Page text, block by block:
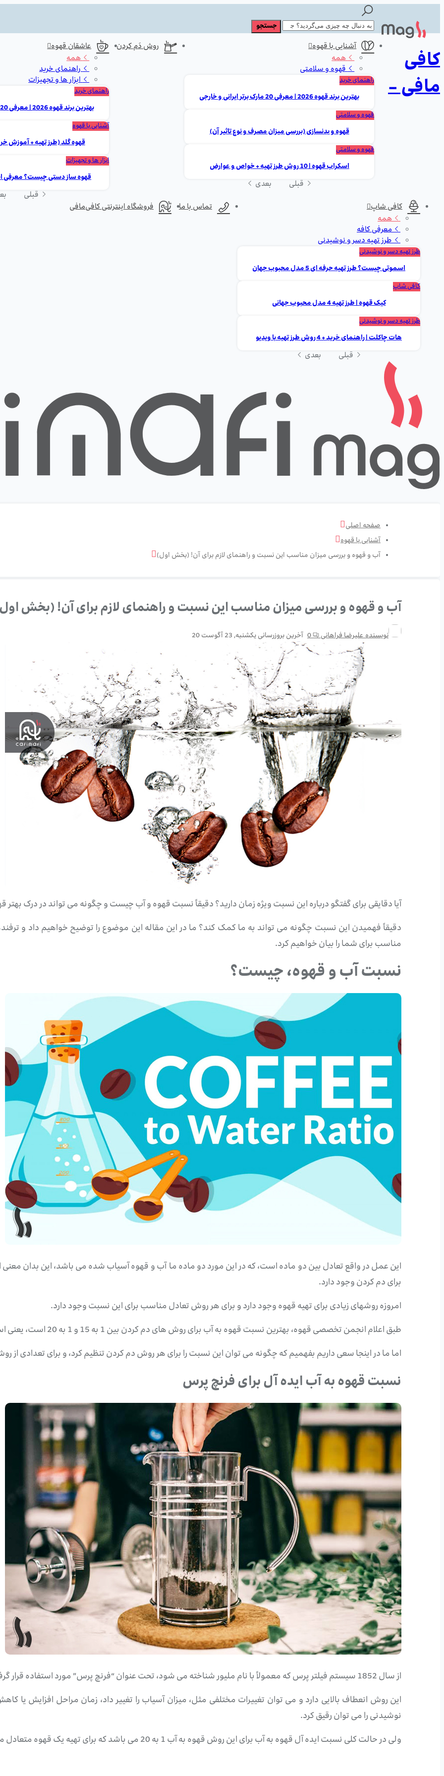
کافی
مافی -
آشنایی با قهوه
همه
قهوه و سلامتی
راهنمای خرید
بهترین برند قهوه 2026 | معرفی 20 مارک برتر ایرانی و خارجی
قهوه و سلامتی
قهوه و بدنسازی (بررسی میزان مصرف و نوع تاثیر آن)
قهوه و سلامتی
اسکراب قهوه | 10 روش طرز تهیه + خواص و عوارض
قبلی بعدی
روش دَم کردن
عاشقان قهوه
همه
راهنمای خرید
ابزار ها و تجهیزات
راهنمای خرید
بهترین برند قهوه 2026 | معرفی 20 مارک برتر ایرانی و خارجی
آشنایی با قهوه
قهوه گلد (طرز تهیه + آموزش
ابزار ها و تجهیزات
قهوه ساز دستی چیست؟ معرفی
قبلی
کافی شاپ
همه
معرفی کافه
طرز تهیه دسر و نوشیدنی
طرز تهیه دسر و نوشیدنی
اسموتی چیست؟ طرز تهیه حرفه ای 5 مدل محبوب جهان
کافی شاپ
کیک قهوه | طرز تهیه 4 مدل محبوب جهانی
طرز تهیه دسر و نوشیدنی
هات چاکلت | راهنمای خرید + 4 روش طرز تهیه با ویدیو
قبلی بعدی
تماس با ما فروشگاه اینترنتی کافی‌مافی
صفحه اصلی
آشنایی با قهوه
آب و قهوه و بررسی میزان مناسب این نسبت و راهنمای لازم برای آن! (بخش اول)
آب و قهوه و بررسی میزان مناسب این نسبت و راهنمای لازم برای آن! (بخش
نویسندهعلیرضا فراهانی 0 آخرین بروزرسانییکشنبه, 23 آگوست 20
آیا دقایقی برای گفتگو درباره این نسبت ویژه زمان دارید؟ دقیقاً نسبت قهوه و آب چیست و چگونه می تواند در درک
دقیقاً فهمیدن این نسبت چگونه می تواند به ما کمک کند؟ ما در این مقاله این موضوع را توضیح خواهیم داد و
مناسب برای شما را بیان خواهیم کرد.
نسبت آب و قهوه، چیست؟
این عمل در واقع تعادل بین دو ماده است، که در این مورد دو ماده ما آب و قهوه آسیاب شده می باشد، این بدان
برای دم کردن وجود دارد.
امروزه روشهای زیادی برای تهیه قهوه وجود دارد و برای هر روش تعادل مناسب برای این نسبت وجود دارد.
طبق اعلام انجمن تخصصی قهوه، بهترین نسبت قهوه به آب برای روش های دم کردن بین 1 به 15 و 1 به 20 است، یعنی استفاده از 1 گرم قهوه در 15 الی 20 گرم آب می باشد.
اما ما در اینجا سعی داریم بفهمیم که چگونه می توان این نسبت را برای هر روش دم کردن تنظیم کرد، و برای تعدادی
نسبت قهوه به آب ایده آل برای فرنچ پرس
از سال 1852 سیستم فیلتر پرس که معمولاً با نام ملیور شناخته می شود، تحت عنوان “فرنچ پرس” مورد استفاده قرار گرفته است.
این روش انعطاف بالایی دارد و می توان تغییرات مختلفی مثل، میزان آسیاب را تغییر داد، زمان مراحل افزایش یا
نوشیدنی را می توان رقیق کرد.
ولی در حالت کلی نسبت ایده آل قهوه به آب برای این روش قهوه به آب 1 به 20 می باشد که برای تهیه یک قهوه متعادل مناسب است.